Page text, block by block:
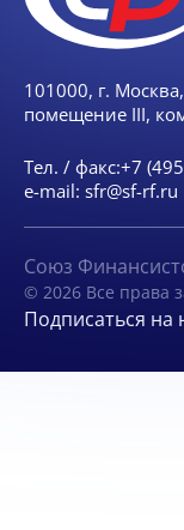
101000, г.
помещение III,
Тел. / факс:+7
e-mail: sfr@sf-rf.ru
Союз
© 2026 Все права
Подписаться на